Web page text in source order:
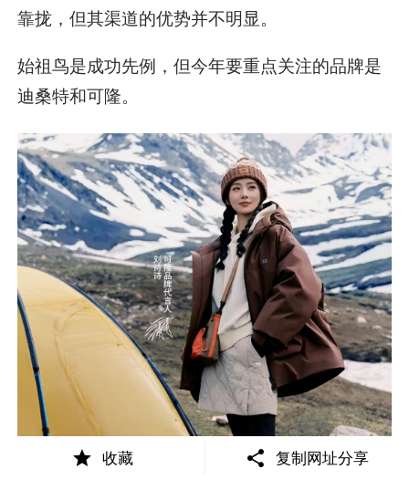
靠拢，但其渠道的优势并不明显。
始祖鸟是成功先例，但今年要重点关注的品牌是
迪桑特和可隆。
收藏 复制网址分享